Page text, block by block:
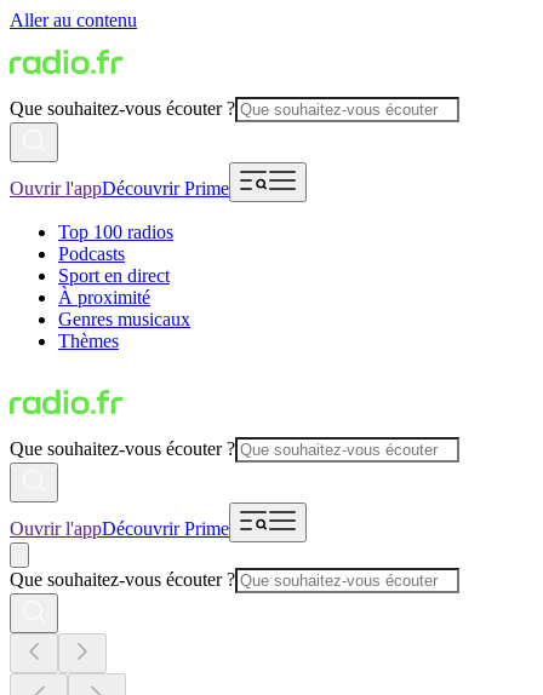
Aller au contenu
Que souhaitez-vous écouter ?
Ouvrir l'appDécouvrir Prime
Top 100 radios
Podcasts
Sport en direct
À proximité
Genres musicaux
Thèmes
Que souhaitez-vous écouter ?
Ouvrir l'appDécouvrir Prime
Que souhaitez-vous écouter ?